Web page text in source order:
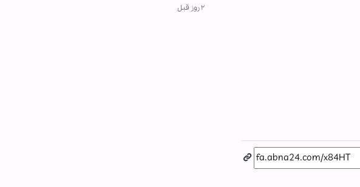
۲ روز قبل